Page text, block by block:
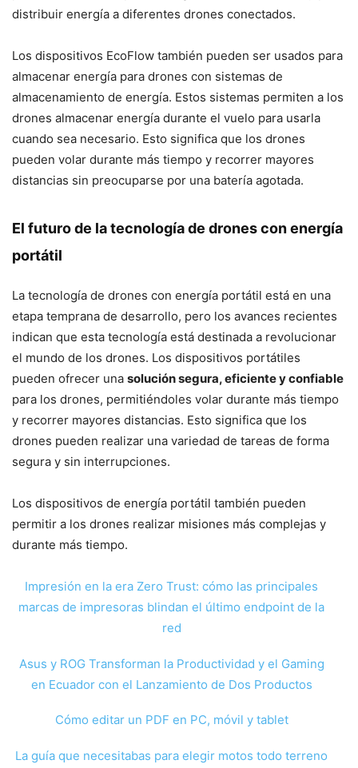
distribuir energía a diferentes drones conectados.
Los dispositivos EcoFlow también pueden ser usados para
almacenar energía para drones con sistemas de
almacenamiento de energía. Estos sistemas permiten a los
drones almacenar energía durante el vuelo para usarla
cuando sea necesario. Esto significa que los drones
pueden volar durante más tiempo y recorrer mayores
distancias sin preocuparse por una batería agotada.
El futuro de la tecnología de drones con energía
portátil
La tecnología de drones con energía portátil está en una
etapa temprana de desarrollo, pero los avances recientes
indican que esta tecnología está destinada a revolucionar
el mundo de los drones. Los dispositivos portátiles
pueden ofrecer una solución segura, eficiente y confiable
para los drones, permitiéndoles volar durante más tiempo
y recorrer mayores distancias. Esto significa que los
drones pueden realizar una variedad de tareas de forma
segura y sin interrupciones.
Los dispositivos de energía portátil también pueden
permitir a los drones realizar misiones más complejas y
durante más tiempo.
Impresión en la era Zero Trust: cómo las principales
marcas de impresoras blindan el último endpoint de la
red
Asus y ROG Transforman la Productividad y el Gaming
en Ecuador con el Lanzamiento de Dos Productos
Cómo editar un PDF en PC, móvil y tablet
La guía que necesitabas para elegir motos todo terreno